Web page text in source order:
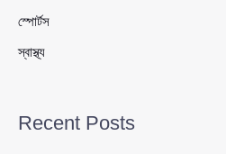
স্পোর্টস
স্বাস্থ্য
Recent Posts